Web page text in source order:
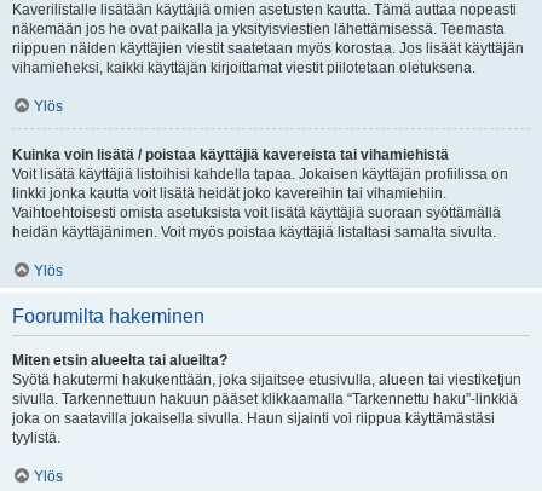
Kaverilistalle lisätään käyttäjiä omien asetusten kautta. Tämä auttaa nopeasti
näkemään jos he ovat paikalla ja yksityisviestien lähettämisessä. Teemasta
riippuen näiden käyttäjien viestit saatetaan myös korostaa. Jos lisäät käyttäjän
vihamieheksi, kaikki käyttäjän kirjoittamat viestit piilotetaan oletuksena.
Ylös
Kuinka voin lisätä / poistaa käyttäjiä kavereista tai vihamiehistä
Voit lisätä käyttäjiä listoihisi kahdella tapaa. Jokaisen käyttäjän profiilissa on
linkki jonka kautta voit lisätä heidät joko kavereihin tai vihamiehiin.
Vaihtoehtoisesti omista asetuksista voit lisätä käyttäjiä suoraan syöttämällä
heidän käyttäjänimen. Voit myös poistaa käyttäjiä listaltasi samalta sivulta.
Ylös
Foorumilta hakeminen
Miten etsin alueelta tai alueilta?
Syötä hakutermi hakukenttään, joka sijaitsee etusivulla, alueen tai viestiketjun
sivulla. Tarkennettuun hakuun pääset klikkaamalla “Tarkennettu haku”-linkkiä
joka on saatavilla jokaisella sivulla. Haun sijainti voi riippua käyttämästäsi
tyylistä.
Ylös